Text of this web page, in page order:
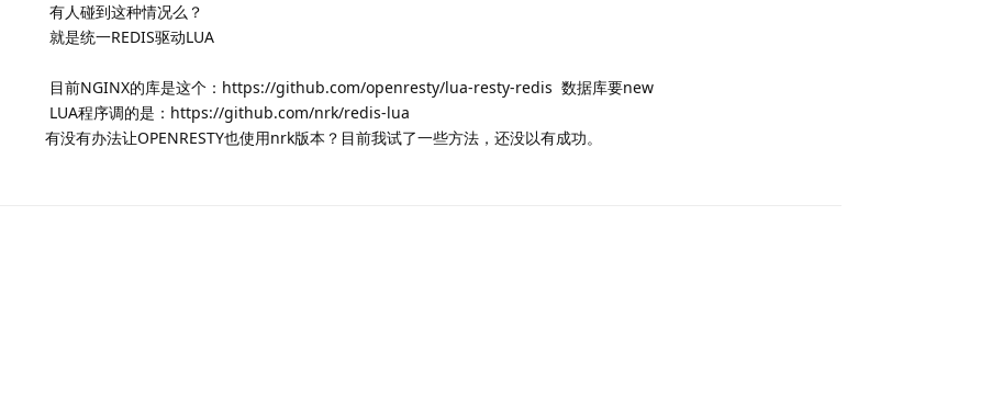
有人碰到这种情况么？
就是统一REDIS驱动LUA
目前NGINX的库是这个：https://github.com/openresty/lua-resty-redis 数据库要new
LUA程序调的是：https://github.com/nrk/redis-lua
有没有办法让OPENRESTY也使用nrk版本？目前我试了一些方法，还没以有成功。